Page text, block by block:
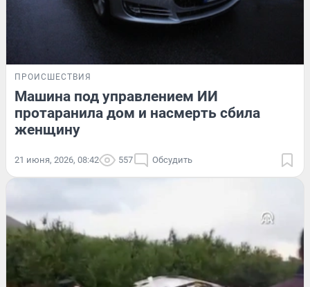
ПРОИСШЕСТВИЯ
Машина под управлением ИИ
протаранила дом и насмерть сбила
женщину
21 июня, 2026, 08:42 557 Обсудить